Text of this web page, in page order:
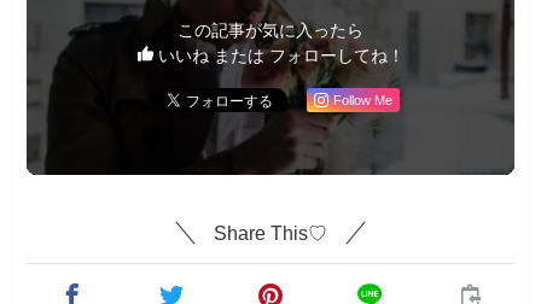
この記事が気に入ったら
いいね または フォローしてね！
Follow Me
Share This♡